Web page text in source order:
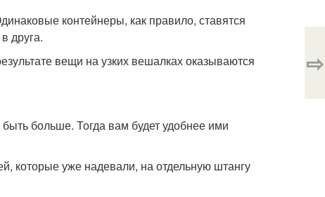
контейнеры, как правило, ставятся
друга.
вещи на узких вешалках оказываются
больше. Тогда вам будет удобнее ими
которые уже надевали, на отдельную штангу
⇨